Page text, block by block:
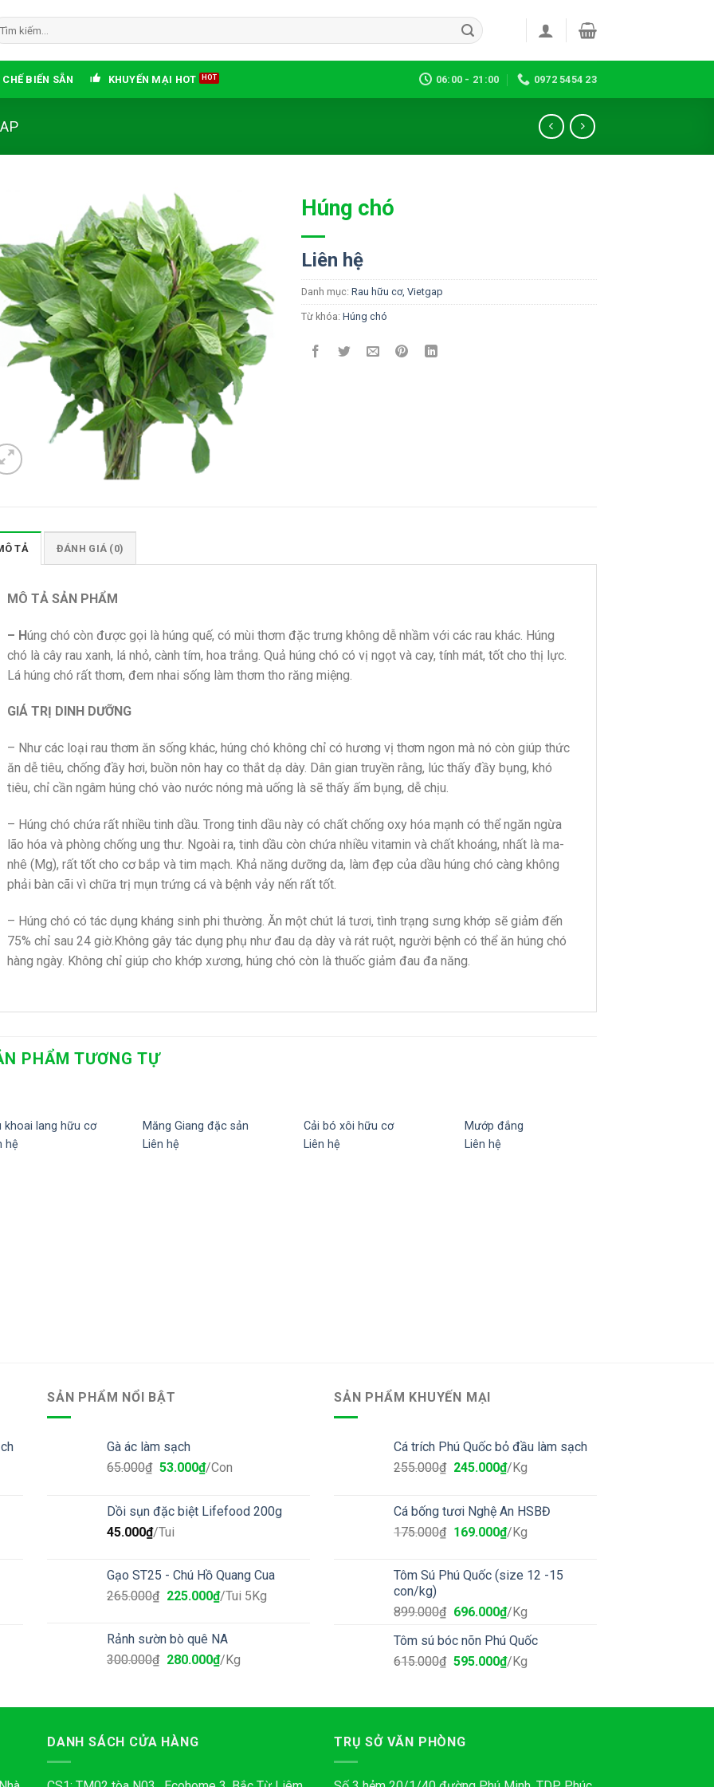
BIẾN SẴN KHUYẾN MẠI HOT 06:00 - 21:00 0972 5454 23
Add
to
wishlist
Húng chó
Liên hệ
Danh mục:Rau hữu cơ, Vietgap
Từ khóa:Húng chó
TẢ ĐÁNH GIÁ (0)
MÔ TẢ SẢN PHẨM
– Húng chó còn được gọi là húng quế, có mùi thơm đặc trưng không dễ nhầm với các rau khác. Húng
chó là cây rau xanh, lá nhỏ, cành tím, hoa trắng. Quả húng chó có vị ngọt và cay, tính mát, tốt cho thị lực.
Lá húng chó rất thơm, đem nhai sống làm thơm tho răng miệng.
GIÁ TRỊ DINH DƯỠNG
– Như các loại rau thơm ăn sống khác, húng chó không chỉ có hương vị thơm ngon mà nó còn giúp thức
ăn dễ tiêu, chống đầy hơi, buồn nôn hay co thắt dạ dày. Dân gian truyền rằng, lúc thấy đầy bụng, khó
tiêu, chỉ cần ngâm húng chó vào nước nóng mà uống là sẽ thấy ấm bụng, dễ chịu.
– Húng chó chứa rất nhiều tinh dầu. Trong tinh dầu này có chất chống oxy hóa mạnh có thể ngăn ngừa
lão hóa và phòng chống ung thư. Ngoài ra, tinh dầu còn chứa nhiều vitamin và chất khoáng, nhất là ma-
nhê (Mg), rất tốt cho cơ bắp và tim mạch. Khả năng dưỡng da, làm đẹp của dầu húng chó càng không
phải bàn cãi vì chữa trị mụn trứng cá và bệnh vảy nến rất tốt.
– Húng chó có tác dụng kháng sinh phi thường. Ăn một chút lá tươi, tình trạng sưng khớp sẽ giảm đến
75% chỉ sau 24 giờ.Không gây tác dụng phụ như đau dạ dày và rát ruột, người bệnh có thể ăn húng chó
hàng ngày. Không chỉ giúp cho khớp xương, húng chó còn là thuốc giảm đau đa năng.
PHẨM TƯƠNG TỰ
Add to
khoai lang hữu cơ
hệ
Add to
Măng Giang đặc sản
Liên hệ
Cải bó xôi hữu cơ
Liên hệ
Mướp đắng
Liên hệ
SẢN PHẨM NỔI BẬT
Gà ác làm sạch
65.000₫ 53.000₫/Con
Dồi sụn đặc biệt Lifefood 200g
45.000₫/Tui
Gạo ST25 - Chú Hồ Quang Cua
265.000₫ 225.000₫/Tui 5Kg
Rảnh sườn bò quê NA
300.000₫ 280.000₫/Kg
SẢN PHẨM KHUYẾN MẠI
Cá trích Phú Quốc bỏ đầu làm sạch
255.000₫ 245.000₫/Kg
Cá bống tươi Nghệ An HSBĐ
175.000₫ 169.000₫/Kg
Tôm Sú Phú Quốc (size 12 -15
con/kg)
899.000₫ 696.000₫/Kg
Tôm sú bóc nõn Phú Quốc
615.000₫ 595.000₫/Kg
DANH SÁCH CỬA HÀNG TRỤ SỞ VĂN PHÒNG